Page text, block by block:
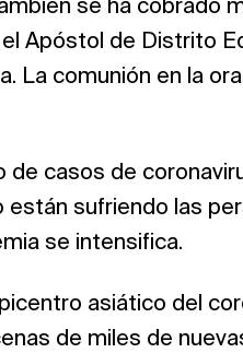
se ha cobrado
Apóstol de Distrito
La comunión en la
de casos de
sufriendo las
se intensifica.
asiático del
de miles de